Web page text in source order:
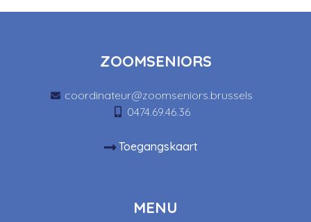
ZOOMSENIORS
coordinateur@zoomseniors.brussels
0474.69.46.36
Toegangskaart
MENU